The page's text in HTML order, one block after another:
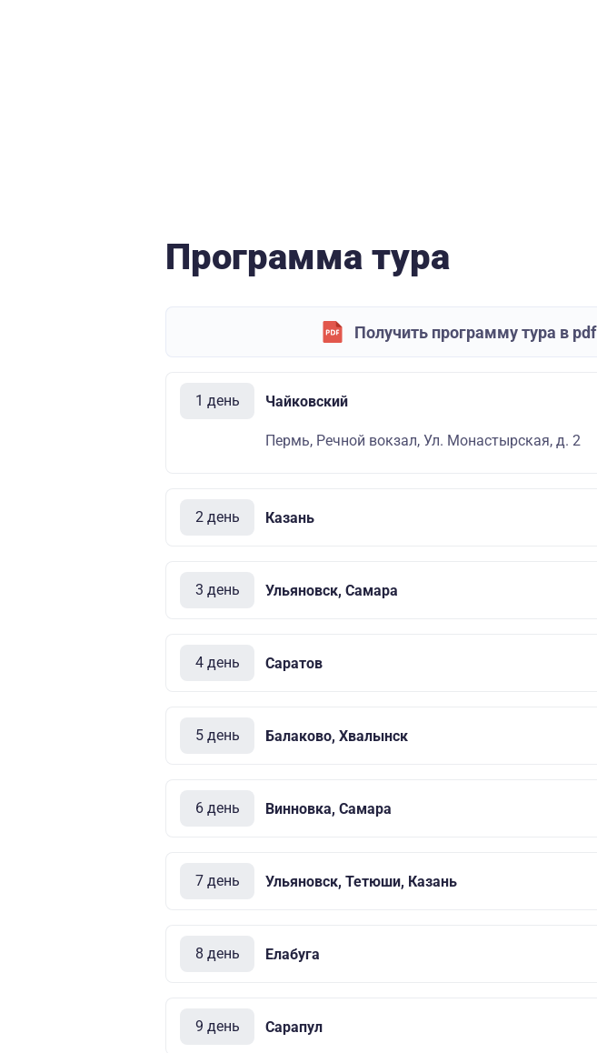
Программа тура
Получить программу тура в pdf
1 день Чайковский
Пермь, Речной вокзал, Ул. Монастырская, д. 2
2 день Казань
3 день Ульяновск, Самара
4 день Саратов
5 день Балаково, Хвалынск
6 день Винновка, Самара
7 день Ульяновск, Тетюши, Казань
8 день Елабуга
9 день Сарапул